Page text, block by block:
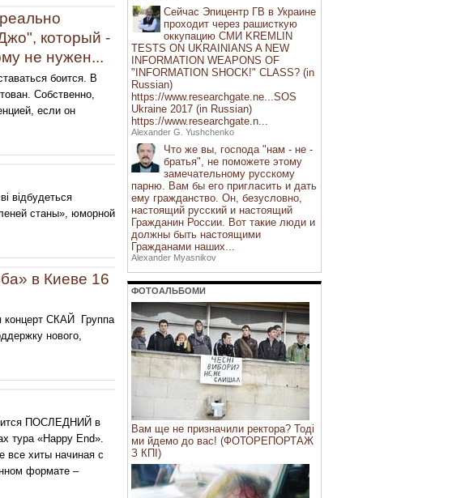
который -
не нужен...
боится. В
Собственно,
если он
відбудеться
станы», юморной
в Киеве 16
концерт СКАЙ Группа
нового,
ПОСЛЕДНИЙ в
тура «Happy End».
все хиты начиная с
формате –
Сейчас Эпицентр ГВ в Украине
проходит через рашисткую
оккупацию СМИ KREMLIN
TESTS ON UKRAINIANS A NEW
INFORMATION WEAPONS OF
"INFORMATION SHOCK!" CLASS? (in
Russian)
https://www.researchgate.ne...SOS
Ukraine 2017 (in Russian)
https://www.researchgate.n...
Alexander G. Yushchenko
Что же вы, господа "нам - не -
братья", не поможете этому
замечательному русскому
парню. Вам бы его пригласить и дать
ему гражданство. Он, безусловно,
настоящий русский и настоящий
Гражданин России. Вот такие люди и
должны быть настоящими
Гражданами наших...
Alexander Myasnikov
ФОТОАЛЬБОМИ
Вам ще не призначили ректора? Тоді
ми йдемо до вас! (ФОТОРЕПОРТАЖ
З КПІ)